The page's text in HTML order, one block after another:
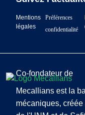
Mentions
légales
Préférences
confidentialité
Co-fondateur de
Mecallians est la
mécaniques,